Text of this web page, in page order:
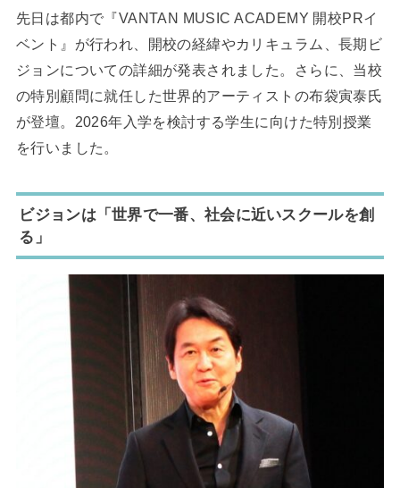
先日は都内で『VANTAN MUSIC ACADEMY 開校PRイ
ベント』が行われ、開校の経緯やカリキュラム、長期ビ
ジョンについての詳細が発表されました。さらに、当校
の特別顧問に就任した世界的アーティストの布袋寅泰氏
が登壇。2026年入学を検討する学生に向けた特別授業
を行いました。
ビジョンは「世界で一番、社会に近いスクールを創
る」